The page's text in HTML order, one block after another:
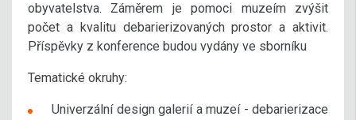
obyvatelstva. Záměrem je pomoci muzeím zvýšit
počet a kvalitu debarierizovaných prostor a aktivit.
Příspěvky z konference budou vydány ve sborníku
Tematické okruhy:
Univerzální design galerií a muzeí - debarierizace